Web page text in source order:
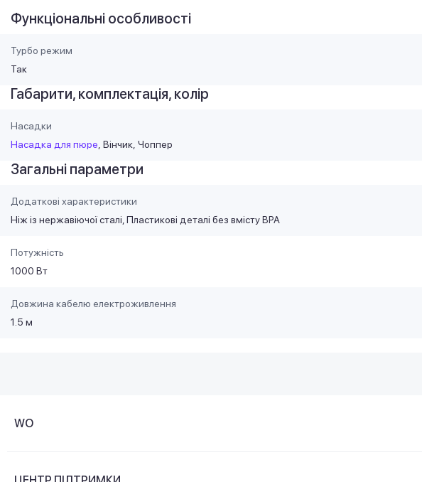
Функціональні особливості
Турбо режим
Так
Габарити, комплектація, колір
Насадки
Насадка для пюре Вінчик Чоппер
Загальні параметри
Додаткові характеристики
Ніж із нержавіючої сталі, Пластикові деталі без вмісту BPA
Потужність
1000 Вт
Довжина кабелю електроживлення
1.5 м
WO